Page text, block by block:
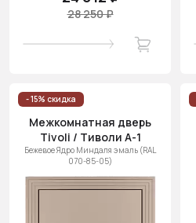
28 250 ₽
- 15% скидка
Межкомнатная дверь
Tivoli / Тиволи А-1
Бежевое Ядро Миндаля эмаль (RAL
070-85-05)